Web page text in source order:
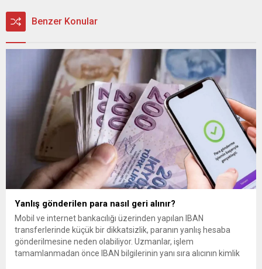
Benzer Konular
Yanlış gönderilen para nasıl geri alınır?
Mobil ve internet bankacılığı üzerinden yapılan IBAN
transferlerinde küçük bir dikkatsizlik, paranın yanlış hesaba
gönderilmesine neden olabiliyor. Uzmanlar, işlem
tamamlanmadan önce IBAN bilgilerinin yanı sıra alıcının kimlik